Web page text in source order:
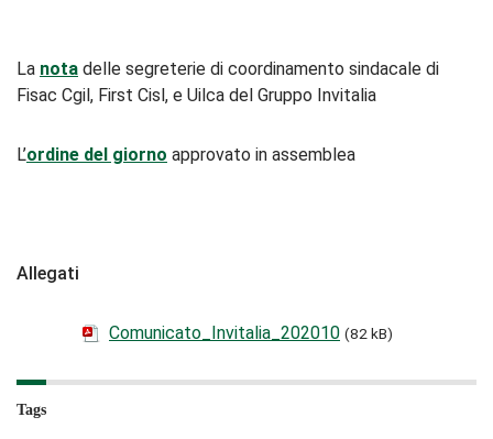
La nota delle segreterie di coordinamento sindacale di
Fisac Cgil, First Cisl, e Uilca del Gruppo Invitalia
L’ordine del giorno approvato in assemblea
Allegati
Comunicato_Invitalia_202010 (82 kB)
Tags